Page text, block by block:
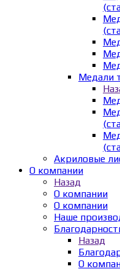
Медали
Акриловые
О компании
Назад
О компании
О компании
Наше
Назад
О